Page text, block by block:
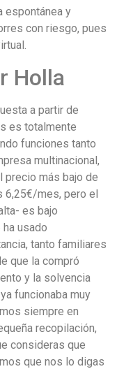
espontánea y
con riesgo, pues
Holla
a partir de
es totalmente
funciones tanto
multinacional,
precio más bajo de
6,25€/mes, pero el
es bajo
usado
tanto familiares
que la compró
y la solvencia
funcionaba muy
siempre en
recopilación,
consideras que
que nos lo digas